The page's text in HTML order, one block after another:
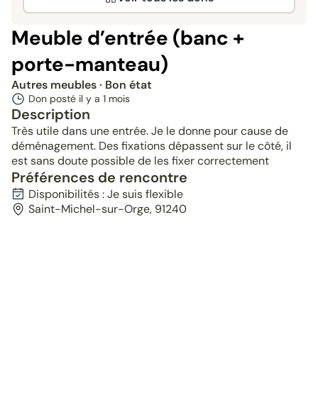
Meuble d’entrée (banc +
porte-manteau)
Autres meubles· Bon état
Don posté il y a 1 mois
Description
Très utile dans une entrée. Je le donne pour cause de
déménagement. Des fixations dépassent sur le côté, il
est sans doute possible de les fixer correctement
Préférences de rencontre
Disponibilités : Je suis flexible
Saint-Michel-sur-Orge, 91240